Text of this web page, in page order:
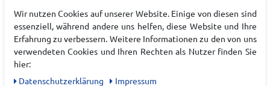
Wir nutzen Cookies auf unserer Website. Einige von diesen sind
essenziell, während andere uns helfen, diese Website und Ihre
Erfahrung zu verbessern. Weitere Informationen zu den von uns
verwendeten Cookies und Ihren Rechten als Nutzer finden Sie
hier:
Daten­schutz­erklärung
Impressum